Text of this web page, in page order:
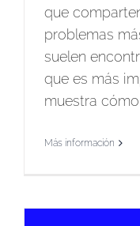
que
problemas
suelen
que es más
muestra cómo
Más información